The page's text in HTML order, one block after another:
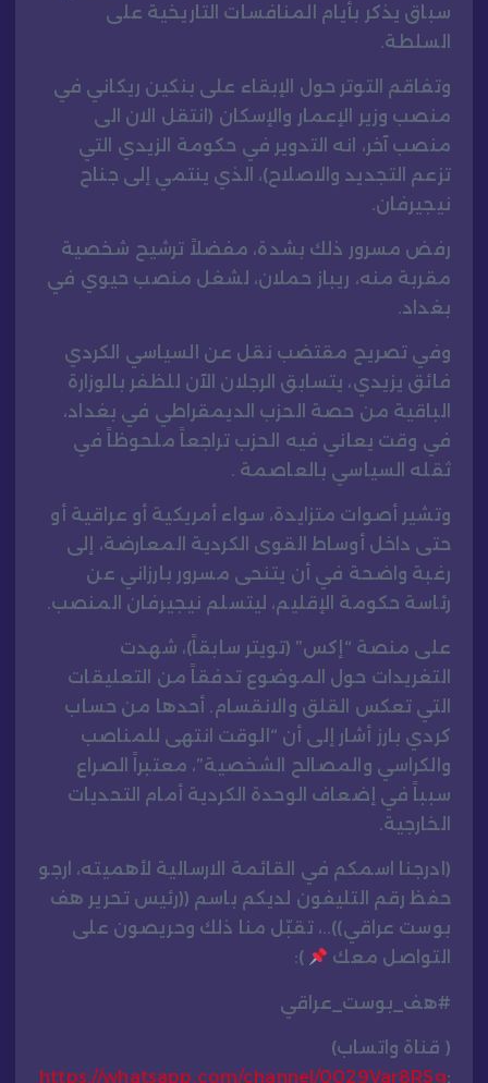
سباق يذكر بأيام المنافسات التاريخية على
السلطة.
وتفاقم التوتر حول الإبقاء على بنكين ريكاني في
منصب وزير الإعمار والإسكان (انتقل الان الى
منصب آخر، انه التدوير في حكومة الزيدي التي
تزعم التجديد والاصلاح)، الذي ينتمي إلى جناح
نيجيرفان.
رفض مسرور ذلك بشدة، مفضلاً ترشيح شخصية
مقربة منه، ريباز حملان، لشغل منصب حيوي في
بغداد.
وفي تصريح مقتضب نقل عن السياسي الكردي
فائق يزيدي، يتسابق الرجلان الآن للظفر بالوزارة
الباقية من حصة الحزب الديمقراطي في بغداد،
في وقت يعاني فيه الحزب تراجعاً ملحوظاً في
ثقله السياسي بالعاصمة .
وتشير أصوات متزايدة، سواء أمريكية أو عراقية أو
حتى داخل أوساط القوى الكردية المعارضة، إلى
رغبة واضحة في أن يتنحى مسرور بارزاني عن
رئاسة حكومة الإقليم، ليتسلم نيجيرفان المنصب.
على منصة “إكس” (تويتر سابقاً)، شهدت
التغريدات حول الموضوع تدفقاً من التعليقات
التي تعكس القلق والانقسام. أحدها من حساب
كردي بارز أشار إلى أن “الوقت انتهى للمناصب
والكراسي والمصالح الشخصية”، معتبراً الصراع
سبباً في إضعاف الوحدة الكردية أمام التحديات
الخارجية.
(ادرجنا اسمكم في القائمة الارسالية لأهميته، ارجو
حفظ رقم التليفون لديكم باسم ((رئيس تحرير هف
بوست عراقي))..، تقبّل منا ذلك وحريصون على
التواصل معك
):
#هف_بوست_عراقي
( قناة واتساب)
:
https://whatsapp.com/channel/0029Var8RSg